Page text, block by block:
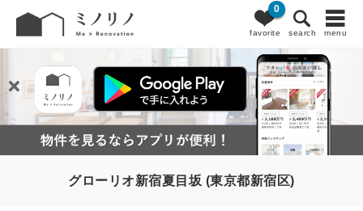
favorite
0
search menu
グローリオ新宿夏目坂 (東京都新宿区)